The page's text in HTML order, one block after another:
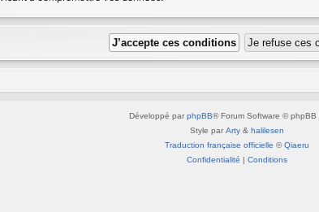
Développé par phpBB® Forum Software © phpBB
Style par Arty & halilesen
Traduction française officielle ©Qiaeru
Confidentialité | Conditions